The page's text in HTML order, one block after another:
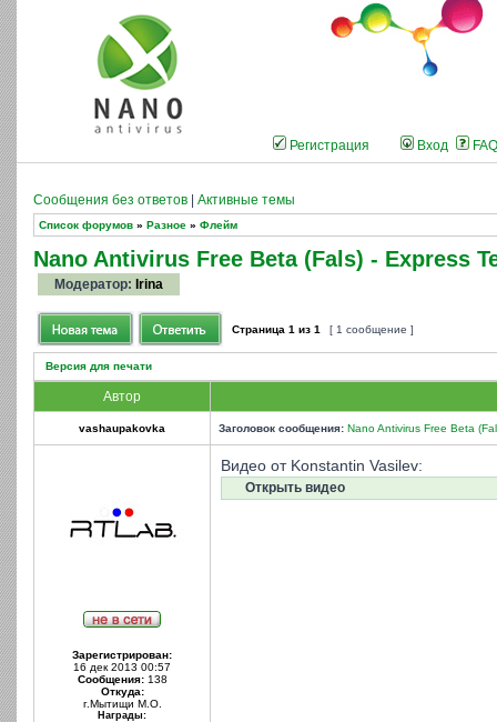
Регистрация Вход FAQ
Сообщения без ответов Активные темы
Список форумов » Разное » Флейм
Nano Antivirus Free Beta (Fals) - Express
Модератор: Irina
Страница 1 из 1 [ 1 сообщение ]
Версия для печати
Автор
vashaupakovka Заголовок сообщения: Nano Antivirus Free Beta
Зарегистрирован:
16 дек 2013 00:57
Сообщения:138
Откуда:
г.Мытищи М.О.
Награды:
Видео от Konstantin Vasilev:
Открыть видео